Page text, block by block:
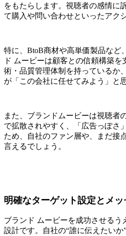
をもたらします。視聴者の感情に
て購入や問い合わせといったアク
特に、BtoB商材や高単価製品など
ド ムービーは顧客との信頼構築
術・品質管理体制を持っているか
が「この会社に任せてみよう」と
また、ブランドムービーは視聴者
で拡散されやすく、「広告っぽさ
ため、自社のファン層や、まだ接
言えるでしょう。
明確なターゲット設定とメ
ブランド ムービーを成功させる
設計です。自社の“誰に伝えたい